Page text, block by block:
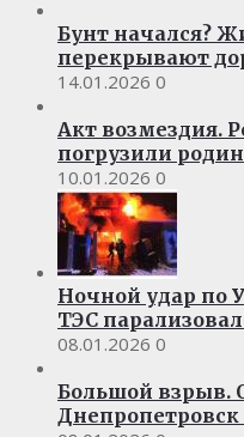
Бунт начался?
перекрывают
14.01.2026 0
Акт возмездия.
погрузили
10.01.2026 0
Ночной удар по
ТЭС
08.01.2026 0
Большой взрыв.